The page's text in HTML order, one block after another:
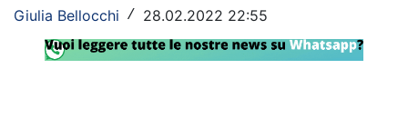
Lazio Women
Giulia Bellocchi / 28.02.2022 22:55